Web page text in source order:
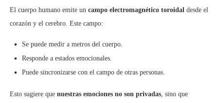
El cuerpo humano emite un campo electromagnético toroidal desde el
corazón y el cerebro. Este campo:
Se puede medir a metros del cuerpo.
Responde a estados emocionales.
Puede sincronizarse con el campo de otras personas.
Esto sugiere que nuestras emociones no son privadas , sino que